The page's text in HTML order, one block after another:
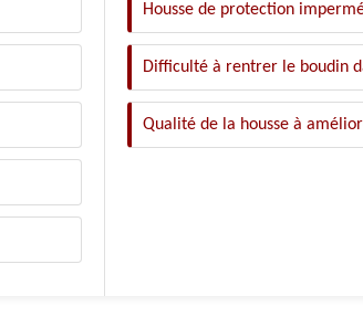
Housse de protection
Difficulté à rentrer le boudin
Qualité de la housse à